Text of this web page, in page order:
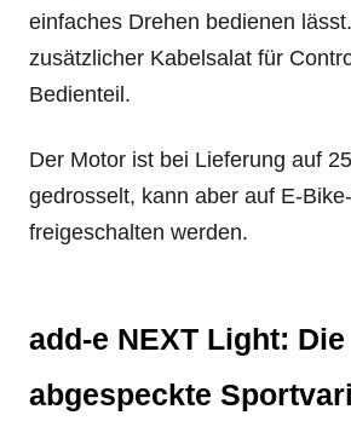
einfaches Drehen bedienen
zusätzlicher Kabelsalat für
Bedienteil.
Der Motor ist bei Lieferung auf
gedrosselt, kann aber auf E-
freigeschalten werden.
add-e NEXT Light: Die
abgespeckte